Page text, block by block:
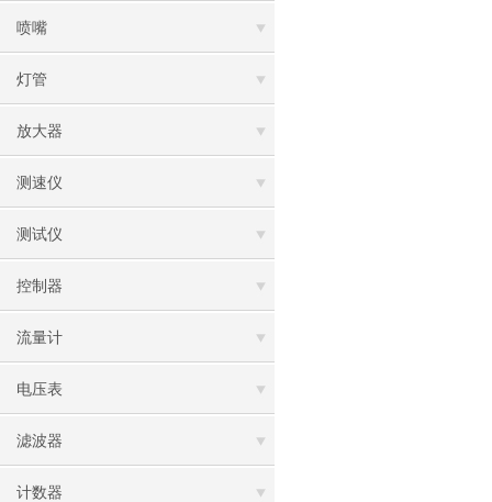
喷嘴
灯管
放大器
测速仪
测试仪
控制器
流量计
电压表
滤波器
计数器